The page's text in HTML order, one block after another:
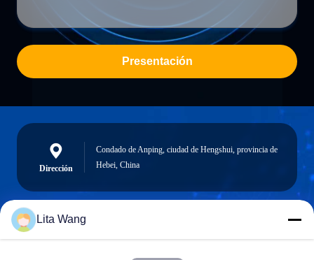
Presentación
Dirección
Condado de Anping, ciudad de Hengshui, provincia de
Hebei, China
lita@screenmeshnet.com
Lita Wang